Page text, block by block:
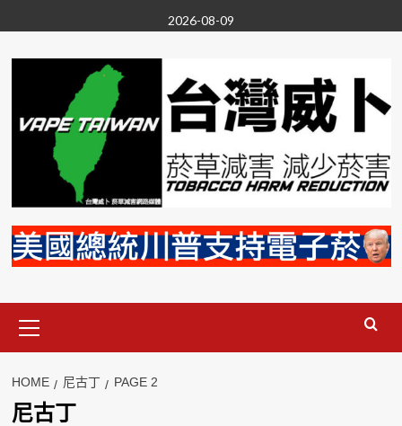
to
content
2026-08-09
Menu
HOME 尼古丁 PAGE 2
尼古丁